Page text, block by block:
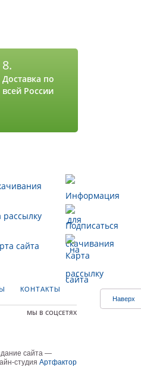
8.
Доставка по
всей России
рассылку
сайта
КОНТАКТЫ
МЫ В СОЦСЕТЯХ
сайта —
студия Артфактор
Наверх